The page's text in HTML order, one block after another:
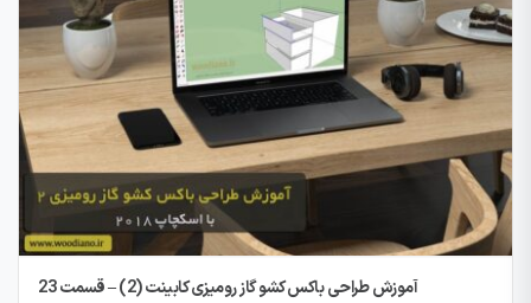
آموزش طراحی باکس کشو گاز رومیزی کابینت (2) – قسمت 23